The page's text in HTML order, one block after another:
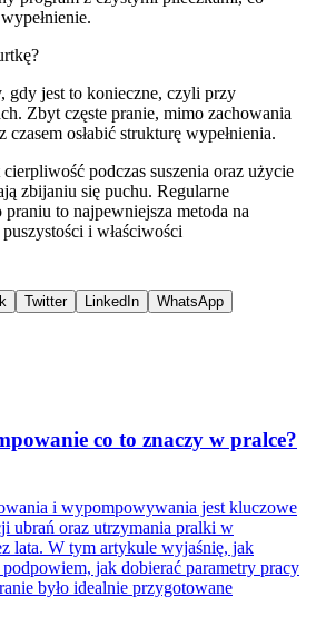
gdy jest to konieczne, czyli przy
Zbyt częste pranie, mimo zachowania
osłabić strukturę wypełnienia.
podczas suszenia oraz użycie
zbijaniu się puchu. Regularne
to najpewniejsza metoda na
i właściwości
Twitter LinkedIn WhatsApp
co to znaczy w pralce?
i wypompowywania jest kluczowe
ubrań oraz utrzymania pralki w
lata. W tym artykule wyjaśnię, jak
podpowiem, jak dobierać parametry pracy
było idealnie przygotowane